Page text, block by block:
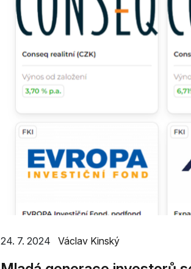
24. 7. 2024 Václav Kinský